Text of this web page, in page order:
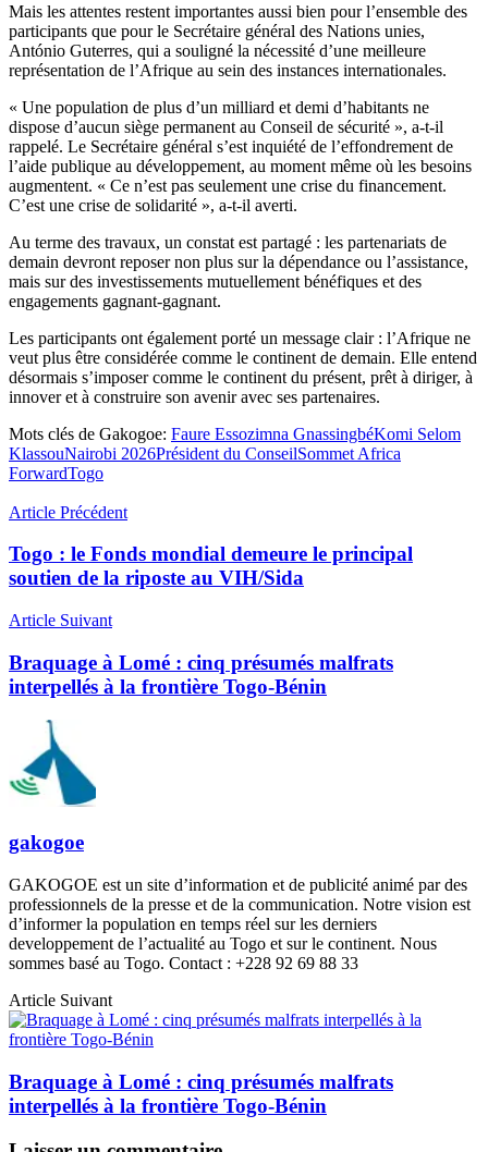
Mais les attentes restent importantes aussi bien pour l’ensemble des
participants que pour le Secrétaire général des Nations unies,
António Guterres, qui a souligné la nécessité d’une meilleure
représentation de l’Afrique au sein des instances internationales.
« Une population de plus d’un milliard et demi d’habitants ne
dispose d’aucun siège permanent au Conseil de sécurité », a-t-il
rappelé. Le Secrétaire général s’est inquiété de l’effondrement de
l’aide publique au développement, au moment même où les besoins
augmentent. « Ce n’est pas seulement une crise du financement.
C’est une crise de solidarité », a-t-il averti.
Au terme des travaux, un constat est partagé : les partenariats de
demain devront reposer non plus sur la dépendance ou l’assistance,
mais sur des investissements mutuellement bénéfiques et des
engagements gagnant-gagnant.
Les participants ont également porté un message clair : l’Afrique ne
veut plus être considérée comme le continent de demain. Elle entend
désormais s’imposer comme le continent du présent, prêt à diriger, à
innover et à construire son avenir avec ses partenaires.
Mots clés de Gakogoe: Faure Essozimna GnassingbéKomi Selom
KlassouNairobi 2026Président du ConseilSommet Africa
ForwardTogo
Article Précédent
Togo : le Fonds mondial demeure le principal
soutien de la riposte au VIH/Sida
Article Suivant
Braquage à Lomé : cinq présumés malfrats
interpellés à la frontière Togo-Bénin
gakogoe
GAKOGOE est un site d’information et de publicité animé par des
professionnels de la presse et de la communication. Notre vision est
d’informer la population en temps réel sur les derniers
developpement de l’actualité au Togo et sur le continent. Nous
sommes basé au Togo. Contact : +228 92 69 88 33
Article Suivant
Braquage à Lomé : cinq présumés malfrats
interpellés à la frontière Togo-Bénin